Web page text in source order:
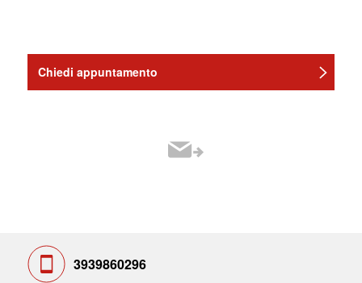
Chiedi appuntamento
3939860296